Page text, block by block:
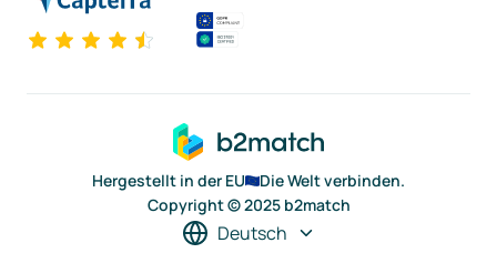
Hergestellt in der EU
Die Welt verbinden.
Copyright © 2025 b2match
Deutsch